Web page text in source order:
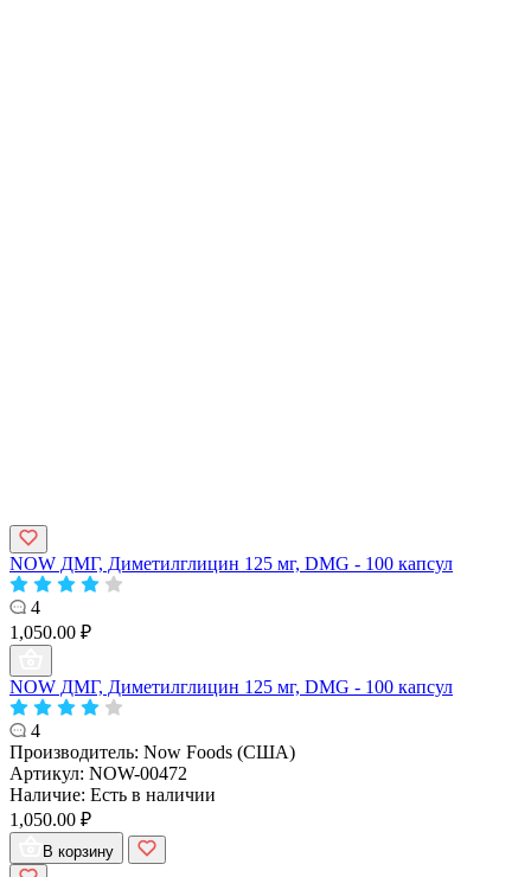
NOW ДМГ, Диметилглицин 125 мг, DMG - 100 капсул
4
1,050.00 ₽
NOW ДМГ, Диметилглицин 125 мг, DMG - 100 капсул
4
Производитель: Now Foods (США)
Артикул: NOW-00472
Наличие: Есть в наличии
1,050.00 ₽
В корзину